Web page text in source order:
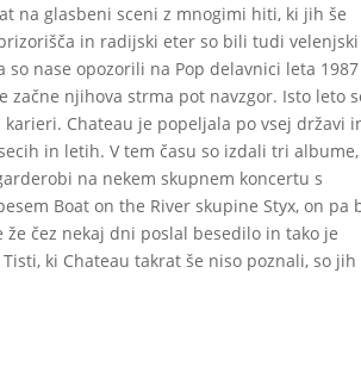
na glasbeni sceni z mnogimi hiti, ki jih še
in radijski eter so bili tudi velenjski
nase opozorili na Pop delavnici leta 1987
začne njihova strma pot navzgor. Isto leto
karieri. Chateau je popeljala po vsej državi
in letih. V tem času so izdali tri
na nekem skupnem koncertu s
Boat on the River skupine Styx, on pa
čez nekaj dni poslal besedilo in tako je
ki Chateau takrat še niso poznali, so jih